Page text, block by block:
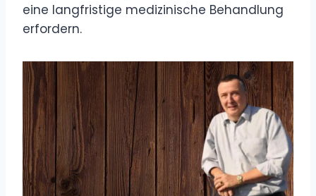
eine langfristige medizinische Behandlung
erfordern.